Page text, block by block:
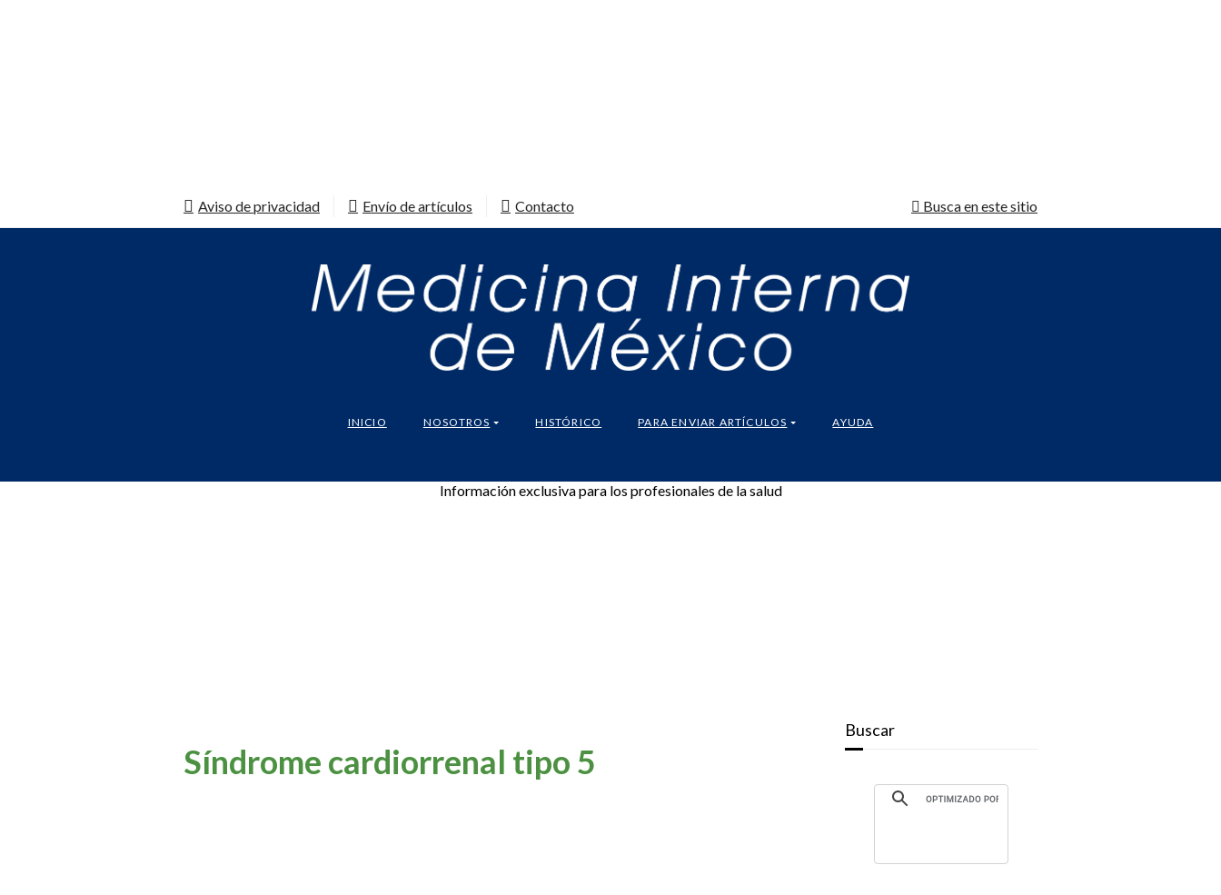
Aviso de privacidad Envío de artículos Contacto Busca en este sitio
INICIO NOSOTROS HISTÓRICO PARA ENVIAR ARTÍCULOS AYUDA
Información exclusiva para los profesionales de la salud
Síndrome cardiorrenal tipo 5
Buscar